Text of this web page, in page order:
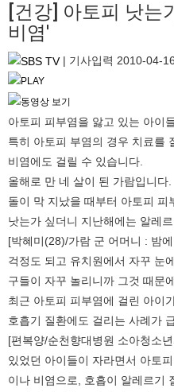
[건강] 아토피 낫는
비염'
| 기사입력 2010-04-
아토피 피부염을 앓고 있는 아이
특히 아토피 부염의 경우 치료를
비염에도 걸릴 수 있습니다.
올해로 만 네 살이 된 가람입니다.
돌이 막 지났을 때부터 아토피
낫는가 싶더니 지난해에는 알레
[박혜미(28)/가람 군 어머니 : 밤
걱정도 되고 유치원에서 자꾸 눈
구들이 자꾸 놀리니까 그것 때문
최근 아토피 피부염에 걸린 아이
호흡기 질환에도 걸리는 사례가
[편복양/순천향대병원 소아청소
있었던 아이들이 자라면서 아토
이나 비염으로, 호흡이 알레르기